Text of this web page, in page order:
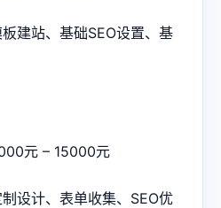
板建站、基础SEO设置、基
元 – 15000元
制设计、表单收集、SEO优